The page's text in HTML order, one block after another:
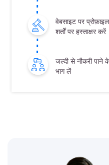
वेबसाइट पर
शर्तों पर हस्ताक्षर करें
जल्दी से नौकरी पाने
भाग लें